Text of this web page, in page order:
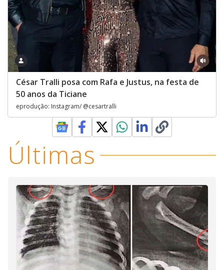
César Tralli posa com Rafa e Justus, na festa de
50 anos da Ticiane
eprodução: Instagram/ @cesartralli
Últimas